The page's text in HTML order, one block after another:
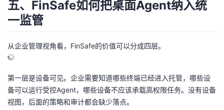
五、FinSafe如何把桌面Agent纳入统
一监管
从企业管理视角看，FinSafe的价值可以分成四层。
第一层是设备可见。企业需要知道哪些终端已经进入托管，哪些设
备可以运行受控Agent，哪些设备不应该承载高权限任务。没有设备
视图，后面的策略和审计都会缺少落点。